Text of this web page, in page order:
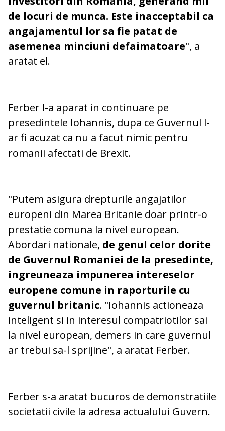
de locuri de munca. Este inacceptabil ca
angajamentul lor sa fie patat de
asemenea minciuni defaimatoare", a
aratat el.
Ferber l-a aparat in continuare pe
presedintele Iohannis, dupa ce Guvernul l-
ar fi acuzat ca nu a facut nimic pentru
romanii afectati de Brexit.
"Putem asigura drepturile angajatilor
europeni din Marea Britanie doar printr-o
prestatie comuna la nivel european.
Abordari nationale, de genul celor dorite
de Guvernul Romaniei de la presedinte,
ingreuneaza impunerea intereselor
europene comune in raporturile cu
guvernul britanic. "Iohannis actioneaza
inteligent si in interesul compatriotilor sai
la nivel european, demers in care guvernul
ar trebui sa-l sprijine", a aratat Ferber.
Ferber s-a aratat bucuros de demonstratiile
societatii civile la adresa actualului Guvern.